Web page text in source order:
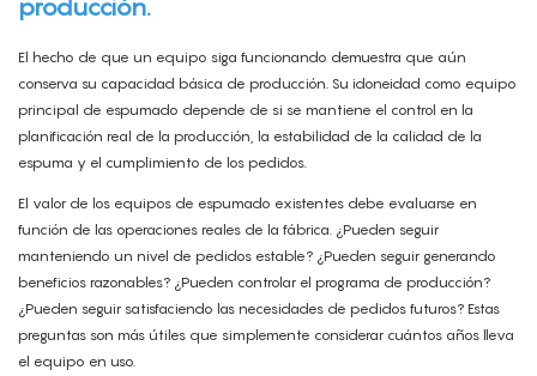
producción.
El hecho de que un equipo siga funcionando demuestra que aún
conserva su capacidad básica de producción. Su idoneidad como equipo
principal de espumado depende de si se mantiene el control en la
planificación real de la producción, la estabilidad de la calidad de la
espuma y el cumplimiento de los pedidos.
El valor de los equipos de espumado existentes debe evaluarse en
función de las operaciones reales de la fábrica. ¿Pueden seguir
manteniendo un nivel de pedidos estable? ¿Pueden seguir generando
beneficios razonables? ¿Pueden controlar el programa de producción?
¿Pueden seguir satisfaciendo las necesidades de pedidos futuros? Estas
preguntas son más útiles que simplemente considerar cuántos años lleva
el equipo en uso.